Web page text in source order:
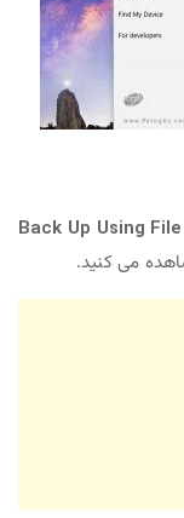
Back Up Using
می کنید.